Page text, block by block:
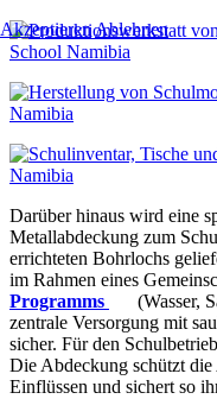
Darüber hinaus wird eine
Metallabdeckung zum
errichteten Bohrlochs
im Rahmen eines
Programms
(Wasser,
zentrale Versorgung mit
sicher. Für den
Die Abdeckung schützt
Einflüssen und sichert so
AkzeptierenAblehnen